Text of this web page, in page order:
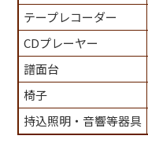
テープレコーダー
CDプレーヤー
譜面台
椅子
持込照明・音響等器具